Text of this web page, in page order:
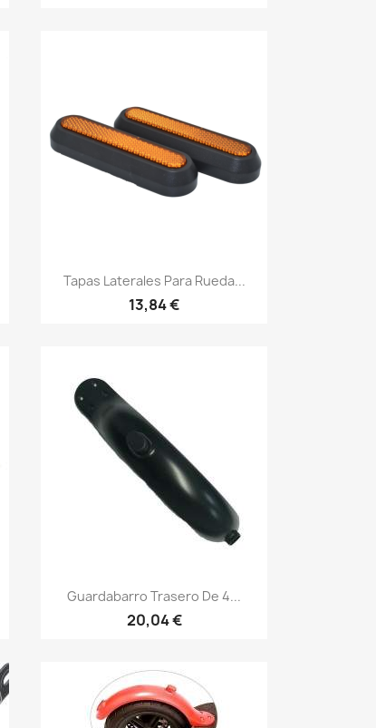
Vista rápida
Tapas Laterales Para Rueda...
13,84 €
Vista rápida
Guardabarro Trasero De 4...
20,04 €